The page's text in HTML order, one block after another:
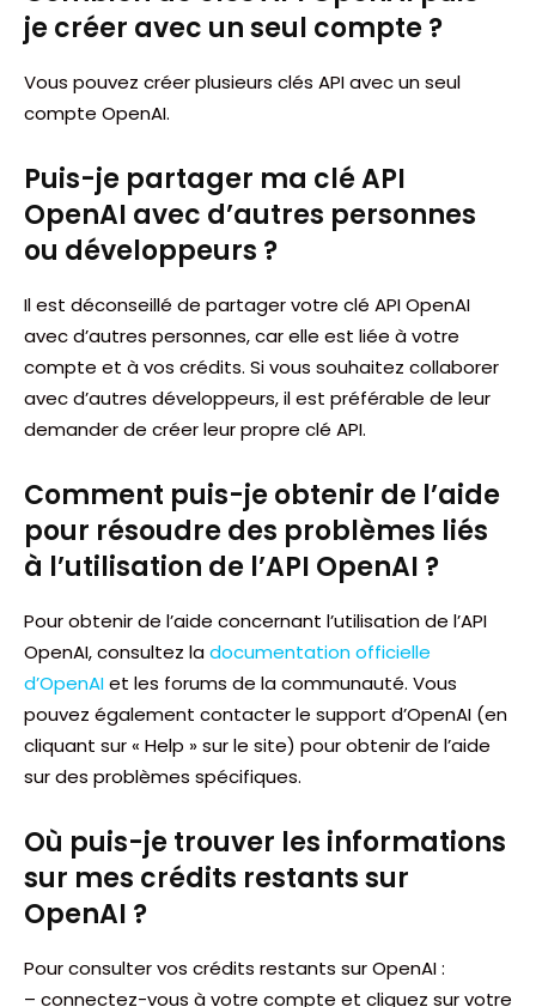
je créer avec un seul compte ?
Vous pouvez créer plusieurs clés API avec un seul
compte OpenAI.
Puis-je partager ma clé API
OpenAI avec d’autres personnes
ou développeurs ?
Il est déconseillé de partager votre clé API OpenAI
avec d’autres personnes, car elle est liée à votre
compte et à vos crédits. Si vous souhaitez collaborer
avec d’autres développeurs, il est préférable de leur
demander de créer leur propre clé API.
Comment puis-je obtenir de l’aide
pour résoudre des problèmes liés
à l’utilisation de l’API OpenAI ?
Pour obtenir de l’aide concernant l’utilisation de l’API
OpenAI, consultez ladocumentation officielle
d’OpenAIet les forums de la communauté. Vous
pouvez également contacter le support d’OpenAI (en
cliquant sur « Help » sur le site) pour obtenir de l’aide
sur des problèmes spécifiques.
Où puis-je trouver les informations
sur mes crédits restants sur
OpenAI ?
Pour consulter vos crédits restants sur OpenAI :
– connectez-vous à votre compte et cliquez sur votre